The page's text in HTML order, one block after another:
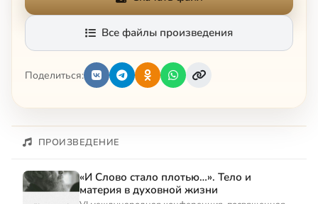
Все файлы произведения
Поделиться:
ПРОИЗВЕДЕНИЕ
«И Слово стало плотью…». Тело и
материя в духовной жизни